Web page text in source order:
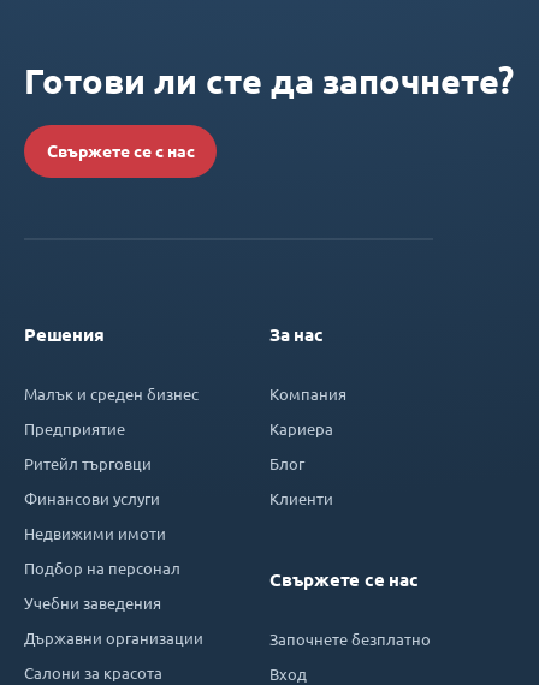
Готови ли сте да започнете?
Свържете се с нас
Решения
Малък и среден бизнес
Предприятие
Ритейл търговци
Финансови услуги
Недвижими имоти
Подбор на персонал
Учебни заведения
Държавни организации
Салони за красота
За нас
Компания
Кариера
Блог
Клиенти
Свържете се нас
Започнете безплатно
Вход